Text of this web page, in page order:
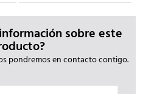
sobre este
pondremos en contacto contigo.